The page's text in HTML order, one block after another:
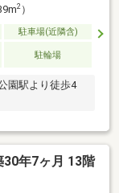
2）
駐車場(近隣含)
駐輪場
園駅より徒歩4
年7ヶ月 13階